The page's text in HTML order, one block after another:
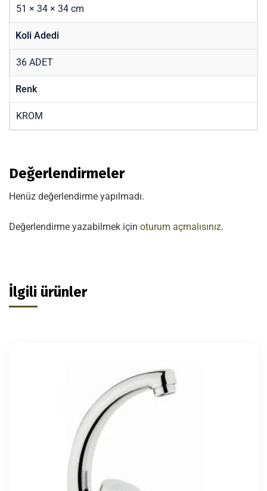
51 × 34 × 34 cm
Koli Adedi
36 ADET
Renk
KROM
Değerlendirmeler
Henüz değerlendirme yapılmadı.
Değerlendirme yazabilmek için oturum açmalısınız.
İlgili ürünler